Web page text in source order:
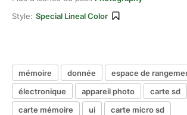
Style: Special Lineal Color
mémoire donnée
espace de
électronique
appareil photo
carte sd
carte mémoire
ui carte micro sd